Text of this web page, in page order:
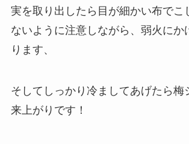
実を取り出したら目が細かい布でこ
ないように注意しながら、弱火にか
ります、
そしてしっかり冷ましてあげたら梅
来上がりです！